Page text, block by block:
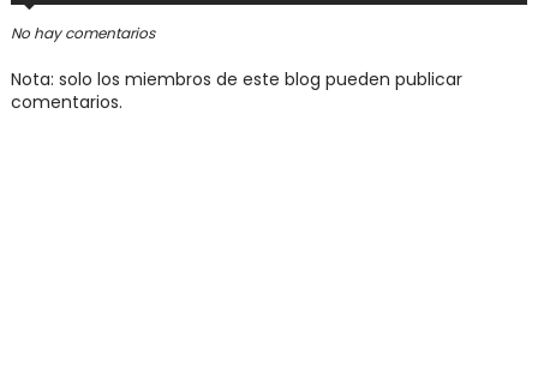
No hay comentarios
Nota: solo los miembros de este blog pueden publicar
comentarios.